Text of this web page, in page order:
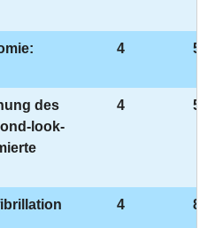
4 5-
des
look-
4 5-
4 8-